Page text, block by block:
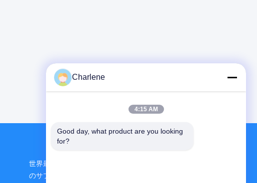
世界最大規模の研究開発と生産 FPV VTX 中国
のサプライヤー
Charlene
4:15 AM
Good day, what product are you looking
for?